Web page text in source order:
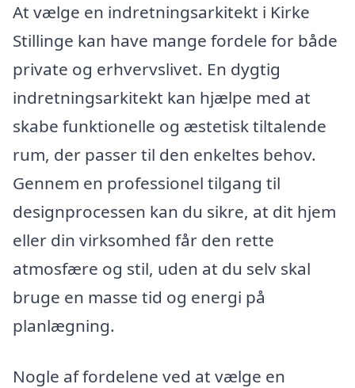
At vælge en indretningsarkitekt i Kirke
Stillinge kan have mange fordele for både
private og erhvervslivet. En dygtig
indretningsarkitekt kan hjælpe med at
skabe funktionelle og æstetisk tiltalende
rum, der passer til den enkeltes behov.
Gennem en professionel tilgang til
designprocessen kan du sikre, at dit hjem
eller din virksomhed får den rette
atmosfære og stil, uden at du selv skal
bruge en masse tid og energi på
planlægning.
Nogle af fordelene ved at vælge en